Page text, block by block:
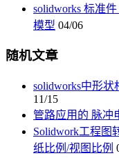
solidworks 标准
模型 04/06
随机文章
solidworks中形
11/15
管路应用的 脉冲
Solidwork工程图
纸比例/视图比例